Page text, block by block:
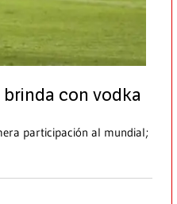
con vodka
participación al mundial;